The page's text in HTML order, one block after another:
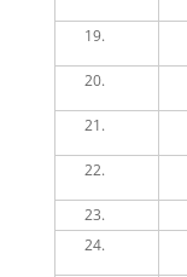
19.
20.
21.
22.
23.
24.